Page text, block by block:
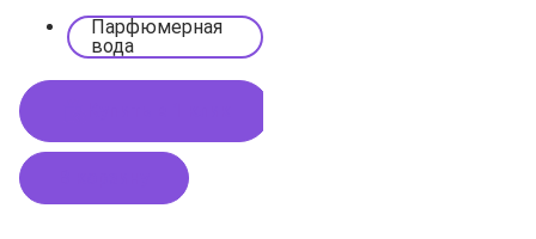
Парфюмерная
вода